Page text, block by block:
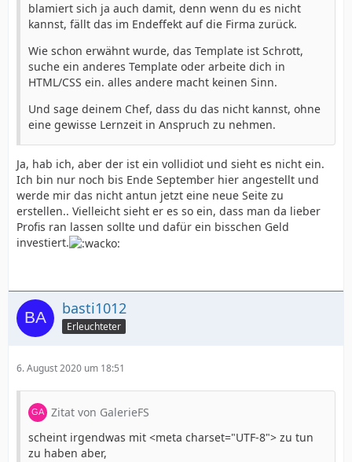
blamiert sich ja auch damit, denn wenn du es nicht
kannst, fällt das im Endeffekt auf die Firma zurück.
Wie schon erwähnt wurde, das Template ist Schrott,
suche ein anderes Template oder arbeite dich in
HTML/CSS ein. alles andere macht keinen Sinn.
Und sage deinem Chef, dass du das nicht kannst, ohne
eine gewisse Lernzeit in Anspruch zu nehmen.
Ja, hab ich, aber der ist ein vollidiot und sieht es nicht ein.
Ich bin nur noch bis Ende September hier angestellt und
werde mir das nicht antun jetzt eine neue Seite zu
erstellen.. Vielleicht sieht er es so ein, dass man da lieber
Profis ran lassen sollte und dafür ein bisschen Geld
investiert.
basti1012
Erleuchteter
6. August 2020 um 18:51
Zitat von GalerieFS
scheint irgendwas mit <meta charset="UTF-8"> zu tun
zu haben aber,